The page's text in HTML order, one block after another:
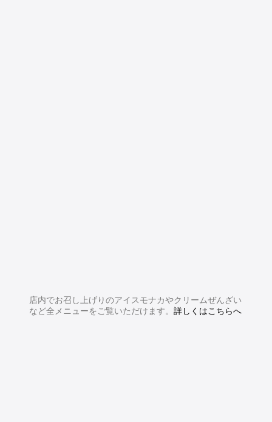
店内でお召し上げりのアイスモナカやクリームぜんざい
など全メニューをご覧いただけます。 詳しくはこちらへ